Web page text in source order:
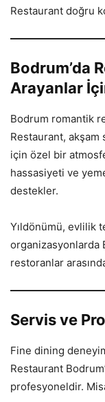
Restaurant doğru
Bodrum’da
Arayanlar
Bodrum romantik
Restaurant,
için özel bir
hassasiyeti ve
destekler.
Yıldönümü, evlilik
organizasyonlarda
restoranlar
Servis ve
Fine dining
Restaurant
profesyoneldir.